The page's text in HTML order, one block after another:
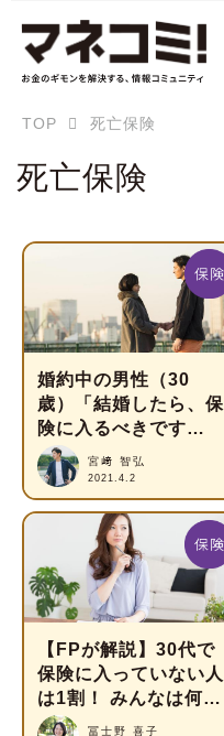
TOP 死亡保険
死亡保険
婚約中の男性（30
歳）「結婚したら、保
険に入るべきです
か？」宮﨑 智弘
2021.4.2
【FPが解説】30代で
保険に⼊っていない⼈
は1割！ みんなは何故
加⼊してるの？
冨士野 喜子